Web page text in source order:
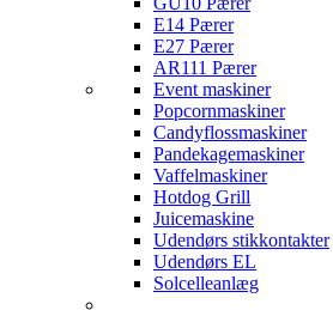
E14 Pærer
E27 Pærer
AR111 Pærer
Event maskiner
Popcornmaskiner
Candyflossmaskiner
Pandekagemaskiner
Vaffelmaskiner
Hotdog Grill
Juicemaskine
Udendørs stikkontakter
Udendørs EL
Solcelleanlæg